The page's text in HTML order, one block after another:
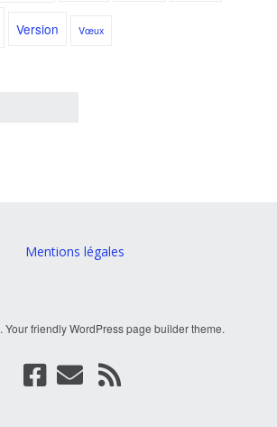
Version Vœux
Mentions légales
. Your friendly WordPress page builder theme.